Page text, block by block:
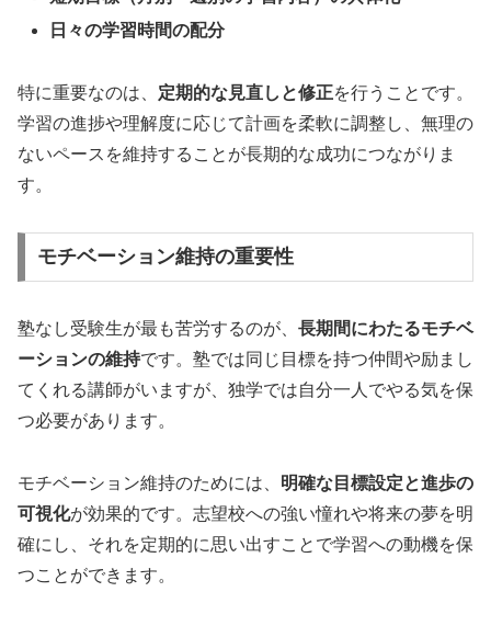
日々の学習時間の配分
特に重要なのは、 定期的な見直しと修正を行うことです。
学習の進捗や理解度に応じて計画を柔軟に調整し、無理の
ないペースを維持することが長期的な成功につながりま
す。
モチベーション維持の重要性
塾なし受験生が最も苦労するのが、 長期間にわたるモチベ
ーションの維持です。塾では同じ目標を持つ仲間や励まし
てくれる講師がいますが、独学では自分一人でやる気を保
つ必要があります。
モチベーション維持のためには、 明確な目標設定と進歩の
可視化が効果的です。志望校への強い憧れや将来の夢を明
確にし、それを定期的に思い出すことで学習への動機を保
つことができます。